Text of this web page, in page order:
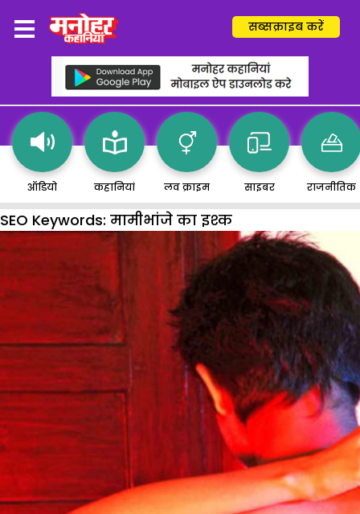
सब्सक्राइब करें
ऑडियो कहानियां लव क्राइम साइबर राजनीतिक
SEO Keywords: मामीभांजे का इश्क